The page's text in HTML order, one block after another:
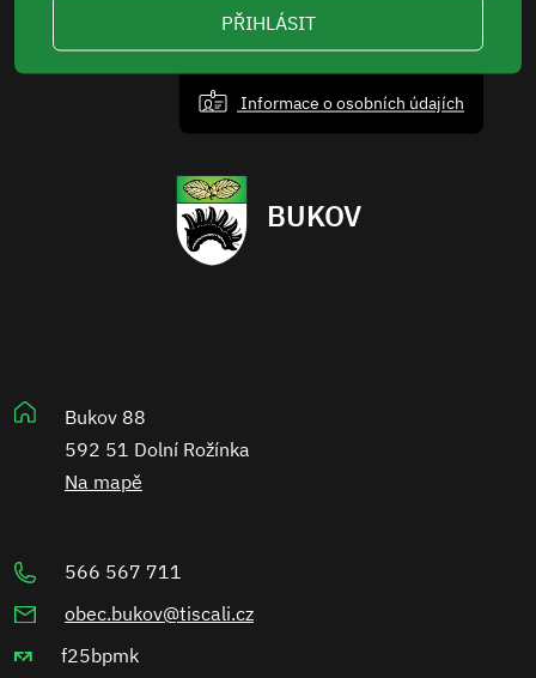
PŘIHLÁSIT
Informace o osobních údajích
BUKOV
Bukov 88
592 51 Dolní Rožínka
Na mapě
566 567 711
obec.bukov@tiscali.cz
f25bpmk